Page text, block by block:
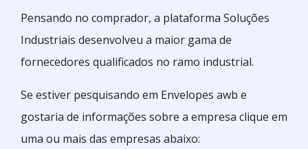
Pensando no comprador, a plataforma Soluções
Industriais desenvolveu a maior gama de
fornecedores qualificados no ramo industrial.
Se estiver pesquisando em Envelopes awb e
gostaria de informações sobre a empresa clique em
uma ou mais das empresas abaixo: